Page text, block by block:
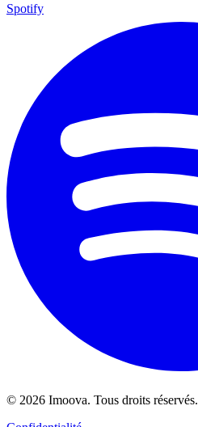
Spotify
© 2026 Imoova. Tous droits réservés.